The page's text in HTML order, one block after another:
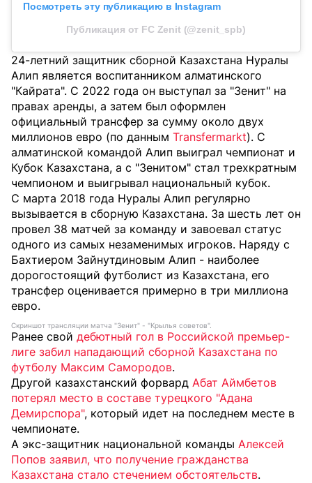
Посмотреть эту публикацию в Instagram
Публикация от FC Zenit (@zenit_spb)
24-летний защитник сборной Казахстана Нуралы
Алип является воспитанником алматинского
"Кайрата". С 2022 года он выступал за "Зенит" на
правах аренды, а затем был оформлен
официальный трансфер за сумму около двух
миллионов евро (по данным Transfermarkt). С
алматинской командой Алип выиграл чемпионат и
Кубок Казахстана, а с "Зенитом" стал трехкратным
чемпионом и выигрывал национальный кубок.
С марта 2018 года Нуралы Алип регулярно
вызывается в сборную Казахстана. За шесть лет он
провел 38 матчей за команду и завоевал статус
одного из самых незаменимых игроков. Наряду с
Бахтиером Зайнутдиновым Алип - наиболее
дорогостоящий футболист из Казахстана, его
трансфер оценивается примерно в три миллиона
евро.
Скриншот трансляции матча "Зенит" - "Крылья советов".
Ранее свой дебютный гол в Российской премьер-
лиге забил нападающий сборной Казахстана по
футболу Максим Самородов.
Другой казахстанский форвард Абат Аймбетов
потерял место в составе турецкого "Адана
Демирспора", который идет на последнем месте в
чемпионате.
А экс-защитник национальной команды Алексей
Попов заявил, что получение гражданства
Казахстана стало стечением обстоятельств.